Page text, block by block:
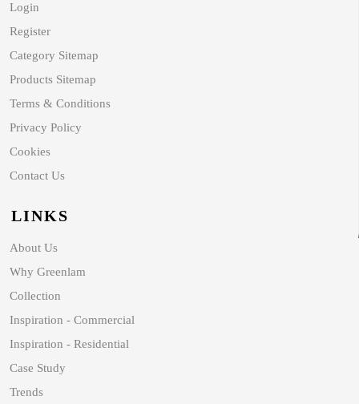
Login
Register
Category Sitemap
Products Sitemap
Terms & Conditions
Privacy Policy
Cookies
Contact Us
LINKS
About Us
Why Greenlam
Collection
Inspiration - Commercial
Inspiration - Residential
Case Study
Trends